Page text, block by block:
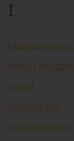
I
I darajali
Ijtimoiy
Import
Imtiyozli davr
Imzo